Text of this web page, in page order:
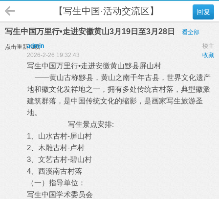
回复
【写生中国·活动交流区】
写生中国万里行•走进安徽黄山3月19日至3月28日 看全部
点击重新加载 楼主
admin
收藏
2026-2-26 19:32:43
写生中国万里行•走进安徽黄山黟县屏山村
——黄山古称黟县，黄山之南千年古县，世界文化遗产
地和徽文化发祥地之一，拥有多处传统古村落，典型徽派
建筑群落，是中国传统文化的缩影，是画家写生旅游圣
地。
写生景点安排:
1、山水古村-屏山村
2、木雕古村-卢村
3、文艺古村-碧山村
4、西溪南古村落
（一）指导单位：
写生中国学术委员会